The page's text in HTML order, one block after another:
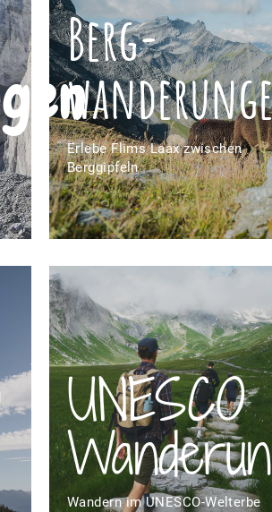
Berg­
Erlebe Flims Laax zwischen
Berggipfeln
UNESCO
Wandern im UNESCO-Welterbe